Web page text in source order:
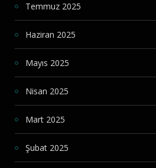
Temmuz 2025
Haziran 2025
Mayıs 2025
Nisan 2025
Mart 2025
Şubat 2025